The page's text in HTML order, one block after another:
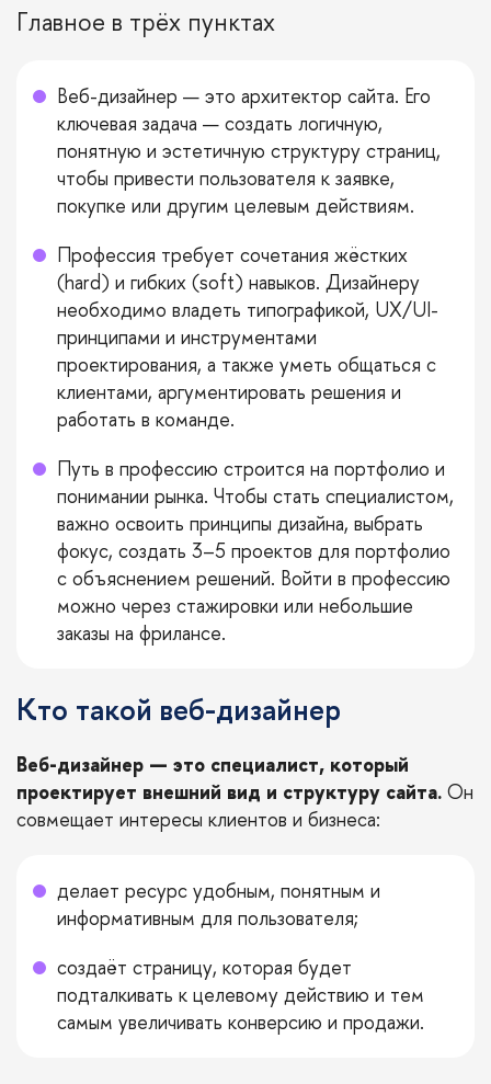
Главное в трёх пунктах
Веб-дизайнер — это архитектор сайта. Его
ключевая задача — создать логичную,
понятную и эстетичную структуру страниц,
чтобы привести пользователя к заявке,
покупке или другим целевым действиям.
Профессия требует сочетания жёстких
(hard) и гибких (soft) навыков. Дизайнеру
необходимо владеть типографикой, UX/UI-
принципами и инструментами
проектирования, а также уметь общаться с
клиентами, аргументировать решения и
работать в команде.
Путь в профессию строится на портфолио и
понимании рынка. Чтобы стать специалистом,
важно освоить принципы дизайна, выбрать
фокус, создать 3–5 проектов для портфолио
с объяснением решений. Войти в профессию
можно через стажировки или небольшие
заказы на фрилансе.
Кто такой веб-дизайнер
Веб-дизайнер — это специалист, который
проектирует внешний вид и структуру сайта. Он
совмещает интересы клиентов и бизнеса:
делает ресурс удобным, понятным и
информативным для пользователя;
создаёт страницу, которая будет
подталкивать к целевому действию и тем
самым увеличивать конверсию и продажи.